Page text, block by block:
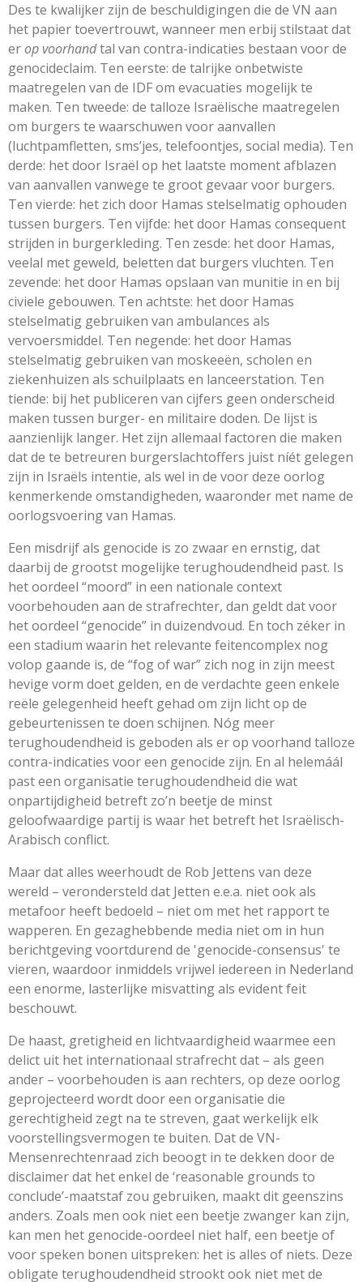
Des te kwalijker zijn de beschuldigingen die de VN aan
het papier toevertrouwt, wanneer men erbij stilstaat dat
erop voorhandtal van contra-indicaties bestaan voor de
genocideclaim. Ten eerste: de talrijke onbetwiste
maatregelen van de IDF om evacuaties mogelijk te
maken. Ten tweede: de talloze Israëlische maatregelen
om burgers te waarschuwen voor aanvallen
(luchtpamfletten, sms’jes, telefoontjes, social media). Ten
derde: het door Israël op het laatste moment afblazen
van aanvallen vanwege te groot gevaar voor burgers.
Ten vierde: het zich door Hamas stelselmatig ophouden
tussen burgers. Ten vijfde: het door Hamas consequent
strijden in burgerkleding. Ten zesde: het door Hamas,
veelal met geweld, beletten dat burgers vluchten. Ten
zevende: het door Hamas opslaan van munitie in en bij
civiele gebouwen. Ten achtste: het door Hamas
stelselmatig gebruiken van ambulances als
vervoersmiddel. Ten negende: het door Hamas
stelselmatig gebruiken van moskeeën, scholen en
ziekenhuizen als schuilplaats en lanceerstation. Ten
tiende: bij het publiceren van cijfers geen onderscheid
maken tussen burger- en militaire doden. De lijst is
aanzienlijk langer. Het zijn allemaal factoren die maken
dat de te betreuren burgerslachtoffers juist níét gelegen
zijn in Israëls intentie, als wel in de voor deze oorlog
kenmerkende omstandigheden, waaronder met name de
oorlogsvoering van Hamas.
Een misdrijf als genocide is zo zwaar en ernstig, dat
daarbij de grootst mogelijke terughoudendheid past. Is
het oordeel “moord” in een nationale context
voorbehouden aan de strafrechter, dan geldt dat voor
het oordeel “genocide” in duizendvoud. En toch zéker in
een stadium waarin het relevante feitencomplex nog
volop gaande is, de “fog of war” zich nog in zijn meest
hevige vorm doet gelden, en de verdachte geen enkele
reële gelegenheid heeft gehad om zijn licht op de
gebeurtenissen te doen schijnen. Nóg meer
terughoudendheid is geboden als er op voorhand talloze
contra-indicaties voor een genocide zijn. En al helemáál
past een organisatie terughoudendheid die wat
onpartijdigheid betreft zo’n beetje de minst
geloofwaardige partij is waar het betreft het Israëlisch-
Arabisch conflict.
Maar dat alles weerhoudt de Rob Jettens van deze
wereld – verondersteld dat Jetten e.e.a. niet ook als
metafoor heeft bedoeld – niet om met het rapport te
wapperen. En gezaghebbende media niet om in hun
berichtgeving voortdurend de 'genocide-consensus' te
vieren, waardoor inmiddels vrijwel iedereen in Nederland
een enorme, lasterlijke misvatting als evident feit
beschouwt.
De haast, gretigheid en lichtvaardigheid waarmee een
delict uit het internationaal strafrecht dat – als geen
ander – voorbehouden is aan rechters, op deze oorlog
geprojecteerd wordt door een organisatie die
gerechtigheid zegt na te streven, gaat werkelijk elk
voorstellingsvermogen te buiten. Dat de VN-
Mensenrechtenraad zich beoogt in te dekken door de
disclaimer dat het enkel de ‘reasonable grounds to
conclude’-maatstaf zou gebruiken, maakt dit geenszins
anders. Zoals men ook niet een beetje zwanger kan zijn,
kan men het genocide-oordeel niet half, een beetje of
voor speken bonen uitspreken: het is alles of niets. Deze
obligate terughoudendheid strookt ook niet met de